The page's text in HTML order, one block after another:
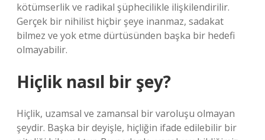
kötümserlik ve radikal şüphecilikle ilişkilendirilir.
Gerçek bir nihilist hiçbir şeye inanmaz, sadakat
bilmez ve yok etme dürtüsünden başka bir hedefi
olmayabilir.
Hiçlik nasıl bir şey?
Hiçlik, uzamsal ve zamansal bir varoluşu olmayan
şeydir. Başka bir deyişle, hiçliğin ifade edilebilir bir